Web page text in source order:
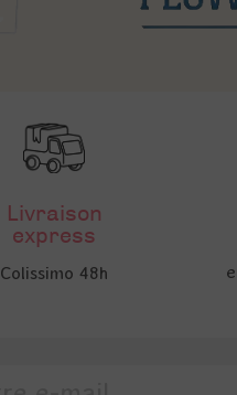
Livraison
express
Colissimo 48h